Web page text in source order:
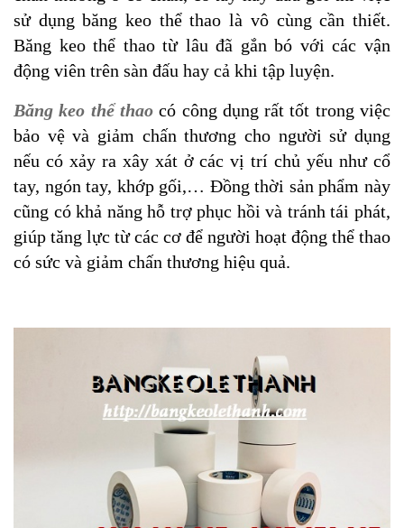
sử dụng băng keo thể thao là vô cùng cần thiết.
Băng keo thể thao từ lâu đã gắn bó với các vận
động viên trên sàn đấu hay cả khi tập luyện.
Băng keo thể thaocó công dụng rất tốt trong việc
bảo vệ và giảm chấn thương cho người sử dụng
nếu có xảy ra xây xát ở các vị trí chủ yếu như cổ
tay, ngón tay, khớp gối,… Đồng thời sản phẩm này
cũng có khả năng hỗ trợ phục hồi và tránh tái phát,
giúp tăng lực từ các cơ để người hoạt động thể thao
có sức và giảm chấn thương hiệu quả.